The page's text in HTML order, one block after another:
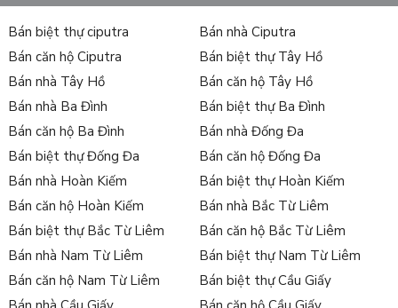
Bán biệt thự ciputra
Bán nhà Ciputra
Bán căn hộ Ciputra
Bán biệt thự Tây Hồ
Bán nhà Tây Hồ
Bán căn hộ Tây Hồ
Bán nhà Ba Đình
Bán biệt thự Ba Đình
Bán căn hộ Ba Đình
Bán nhà Đống Đa
Bán biệt thự Đống Đa
Bán căn hộ Đống Đa
Bán nhà Hoàn Kiếm
Bán biệt thự Hoàn Kiếm
Bán căn hộ Hoàn Kiếm
Bán nhà Bắc Từ Liêm
Bán biệt thự Bắc Từ Liêm
Bán căn hộ Bắc Từ Liêm
Bán nhà Nam Từ Liêm
Bán biệt thự Nam Từ Liêm
Bán căn hộ Nam Từ Liêm
Bán biệt thự Cầu Giấy